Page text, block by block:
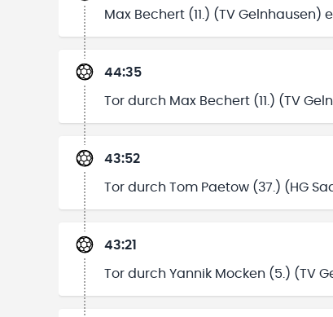
Max Bechert (11.) (TV
44:35
Tor durch Max Bechert (11.) (TV
43:52
Tor durch Tom Paetow (37.) (HG
43:21
Tor durch Yannik Mocken (5.) (TV